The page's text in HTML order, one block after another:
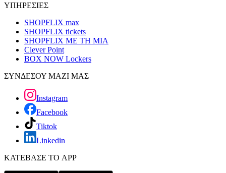
ΥΠΗΡΕΣΙΕΣ
SHOPFLIX max
SHOPFLIX tickets
SHOPFLIX ΜΕ ΤΗ ΜΙΑ
Clever Point
BOX NOW Lockers
ΣΥΝΔΕΣΟΥ ΜΑΖΙ ΜΑΣ
Instagram
Facebook
Tiktok
Linkedin
ΚΑΤΕΒΑΣΕ ΤΟ APP